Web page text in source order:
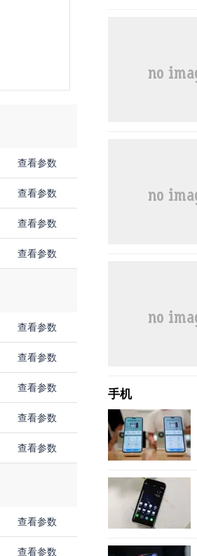
查看参数
查看参数
查看参数
查看参数
查看参数
查看参数
查看参数
查看参数
查看参数
查看参数
查看参数
手机